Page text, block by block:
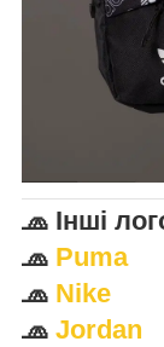
🧢 Інші
🧢 Puma
🧢 Nike
🧢 Jordan